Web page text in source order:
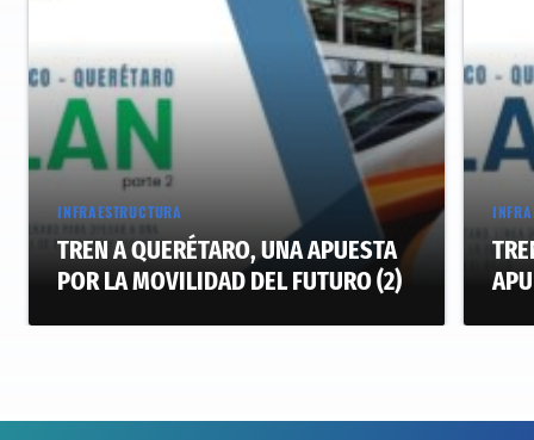
INFRAESTRUCTURA
TREN A QUERÉTARO, UNA APUESTA
POR LA MOVILIDAD DEL FUTURO (2)